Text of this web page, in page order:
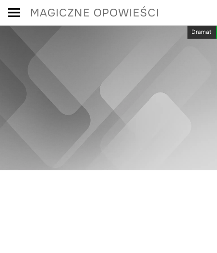
Skip
MAGICZNE OPOWIEŚCI
Dramat